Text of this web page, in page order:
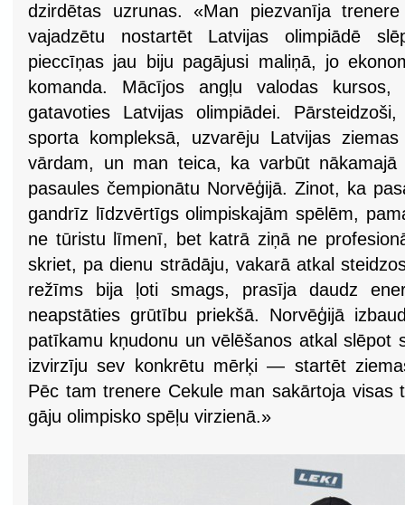
dzirdētas uzrunas. «Man piezvanīja
vajadzētu nostartēt Latvijas olimpiādē
pieccīņas jau biju pagājusi maliņā, jo
komanda. Mācījos angļu valodas
gatavoties Latvijas olimpiādei.
sporta kompleksā, uzvarēju Latvijas
vārdam, un man teica, ka varbūt
pasaules čempionātu Norvēģijā. Zinot, ka
gandrīz līdzvērtīgs olimpiskajām spēlēm,
ne tūristu līmenī, bet katrā ziņā ne
skriet, pa dienu strādāju, vakarā atkal
režīms bija ļoti smags, prasīja daudz
neapstāties grūtību priekšā. Norvēģijā
patīkamu kņudonu un vēlēšanos atkal slēpot
izvirzīju sev konkrētu mērķi — startēt
Pēc tam trenere Cekule man sakārtoja visas
gāju olimpisko spēļu virzienā.»